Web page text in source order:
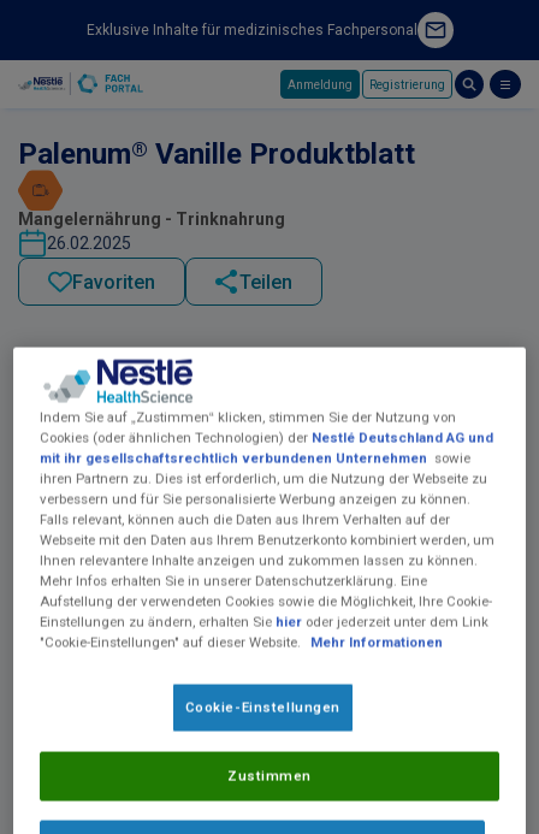
Exklusive Inhalte für medizinisches Fachpersonal
Anmeldung Registrierung
Palenum® Vanille Produktblatt
Mangelernährung - Trinknahrung
26.02.2025
Favoriten Teilen
Das Produktdatenblatt zu Palenum®bietet eine kompakte
Trinknahrung in der Geschmacksrichtung Vanille. Es enthält
Indem Sie auf „Zustimmen“ klicken, stimmen Sie der Nutzung von
Cookies (oder ähnlichen Technologien) der Nestlé Deutschland AG und
mit ihr gesellschaftsrechtlich verbundenen Unternehmen sowie
ihren Partnern zu. Dies ist erforderlich, um die Nutzung der Webseite zu
verbessern und für Sie personalisierte Werbung anzeigen zu können.
Falls relevant, können auch die Daten aus Ihrem Verhalten auf der
Webseite mit den Daten aus Ihrem Benutzerkonto kombiniert werden, um
Ihnen relevantere Inhalte anzeigen und zukommen lassen zu können.
Mehr Infos erhalten Sie in unserer Datenschutzerklärung. Eine
Aufstellung der verwendeten Cookies sowie die Möglichkeit, Ihre Cookie-
Einstellungen zu ändern, erhalten Sie hier oder jederzeit unter dem Link
"Cookie-Einstellungen" auf dieser Website.
Mehr Informationen
Cookie-Einstellungen
Zustimmen